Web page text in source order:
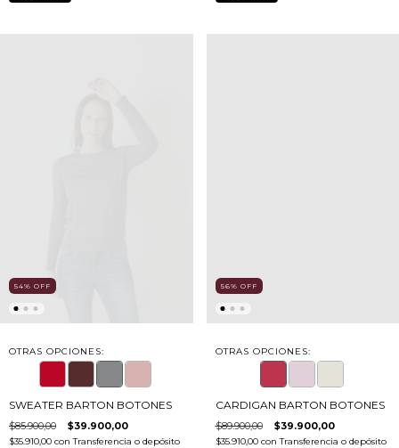
54% OFF
OTRAS OPCIONES:
SWEATER BARTON BOTONES
$85.900,00 $39.900,00
$35.910,00 con Transferencia o depósito
56% OFF
OTRAS OPCIONES:
CARDIGAN BARTON BOTONES
$89.900,00 $39.900,00
$35.910,00 con Transferencia o depósito